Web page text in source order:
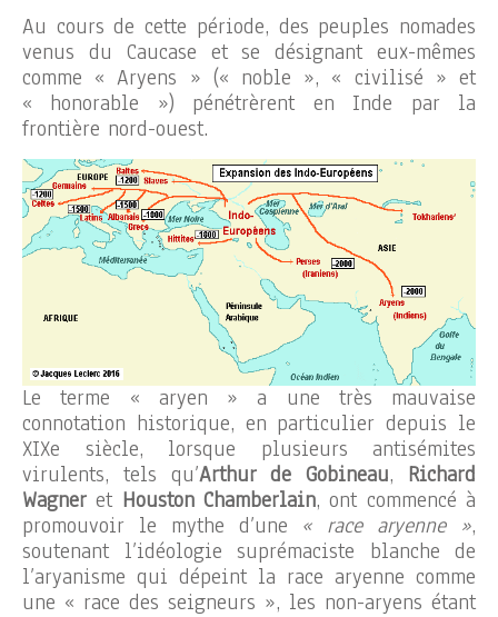
Au cours de cette période, des peuples nomades
venus du Caucase et se désignant eux-mêmes
comme « Aryens » (« noble », « civilisé » et
« honorable ») pénétrèrent en Inde par la
frontière nord-ouest.
Le terme « aryen » a une très mauvaise
connotation historique, en particulier depuis le
XIXe siècle, lorsque plusieurs antisémites
virulents, tels qu’Arthur de Gobineau, Richard
Wagner et Houston Chamberlain, ont commencé à
promouvoir le mythe d’une « race aryenne »,
soutenant l’idéologie suprémaciste blanche de
l’aryanisme qui dépeint la race aryenne comme
une « race des seigneurs », les non-aryens étant